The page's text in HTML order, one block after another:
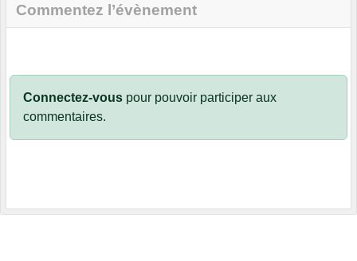
Commentez l’évènement
Connectez-vous pour pouvoir participer aux
commentaires.